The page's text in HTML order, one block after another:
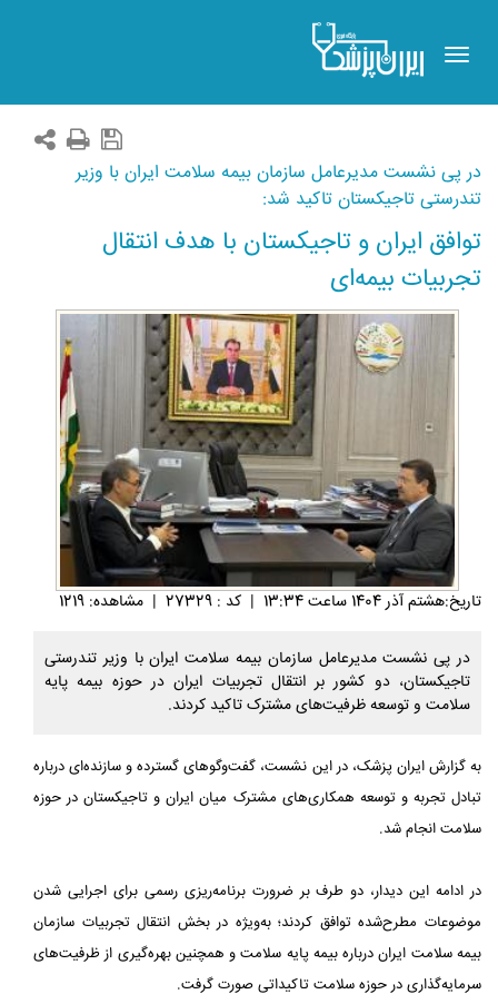
Toggle
navigation
در پی نشست مدیرعامل سازمان بیمه سلامت ایران با وزیر
تندرستی تاجیکستان تاکید شد:
توافق ایران و تاجیکستان با هدف انتقال
تجربیات بیمه‌ای
تاريخ:هشتم آذر 1404 ساعت 13:34 | کد : 27329 | مشاهده: 1219
در پی نشست مدیرعامل سازمان بیمه سلامت ایران با وزیر تندرستی
تاجیکستان، دو کشور بر انتقال تجربیات ایران در حوزه بیمه پایه
سلامت و توسعه ظرفیت‌های مشترک تاکید کردند.
به گزارش ایران پزشک، در این نشست، گفت‌وگوهای گسترده و سازنده‌ای درباره
تبادل تجربه و توسعه همکاری‌های مشترک میان ایران و تاجیکستان در حوزه
سلامت انجام شد.
در ادامه این دیدار، دو طرف بر ضرورت برنامه‌ریزی رسمی برای اجرایی شدن
موضوعات مطرح‌شده توافق کردند؛ به‌ویژه در بخش انتقال تجربیات سازمان
بیمه سلامت ایران درباره بیمه پایه سلامت و همچنین بهره‌گیری از ظرفیت‌های
سرمایه‌گذاری در حوزه سلامت تاکیداتی صورت گرفت.